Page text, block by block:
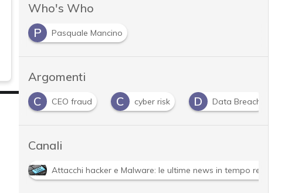
Who's Who
P
Pasquale Mancino
Argomenti
C cyber risk D Data Breach D dati personali
Canali
Attacchi hacker e Malware: le ultime news in tempo reale e